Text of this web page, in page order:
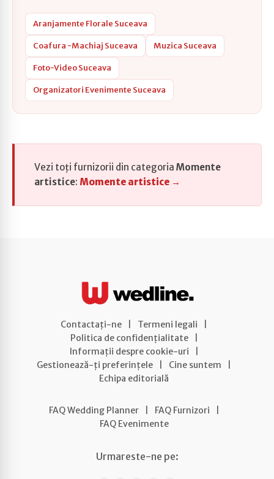
Aranjamente Florale Suceava
Coafura -Machiaj Suceava Muzica Suceava
Foto-Video Suceava
Organizatori Evenimente Suceava
Vezi toți furnizorii din categoria Momente
artistice: Momente artistice →
Contactați-ne Termeni legali
Politica de confidențialitate
Informații despre cookie-uri
Gestionează-ți preferințele
Cine suntem
Echipa editorială
FAQ Wedding Planner FAQ Furnizori
FAQ Evenimente
Urmareste-ne pe: